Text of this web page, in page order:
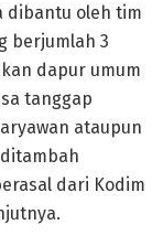
dibantu oleh tim
berjumlah 3
dapur umum
tanggap
ataupun
dari Kodim